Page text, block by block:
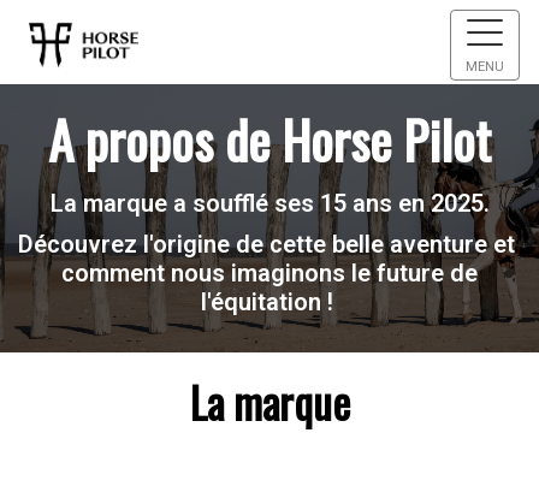
MENU
A propos de Horse Pilot
La marque a soufflé ses 15 ans en 2025.
Découvrez l'origine de cette belle aventure et
comment nous imaginons le future de
l'équitation !
La marque